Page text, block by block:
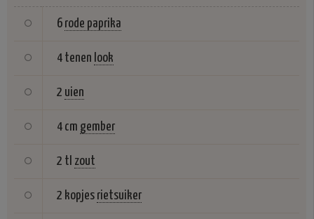
6 rode paprika
4 tenen look
2 uien
4 cm gember
2 tl zout
2 kopjes rietsuiker